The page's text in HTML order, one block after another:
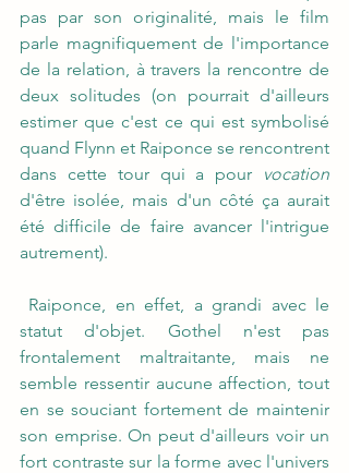
pas par son originalité, mais le film
parle magnifiquement de l'importance
de la relation, à travers la rencontre de
deux solitudes (on pourrait d'ailleurs
estimer que c'est ce qui est symbolisé
quand Flynn et Raiponce se rencontrent
dans cette tour qui a pour
vocation
d'être isolée, mais d'un côté ça aurait
été difficile de faire avancer l'intrigue
autrement).
statut d'objet. Gothel n'est pas
frontalement maltraitante, mais ne
semble ressentir aucune affection, tout
en se souciant fortement de maintenir
son emprise. On peut d'ailleurs voir un
fort contraste sur la forme avec l'univers